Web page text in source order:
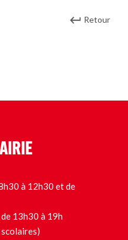
Retour
à 12h30 et de
13h30 à 19h